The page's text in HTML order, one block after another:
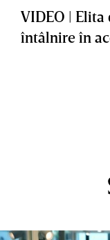
VIDEO |
întâlnire în